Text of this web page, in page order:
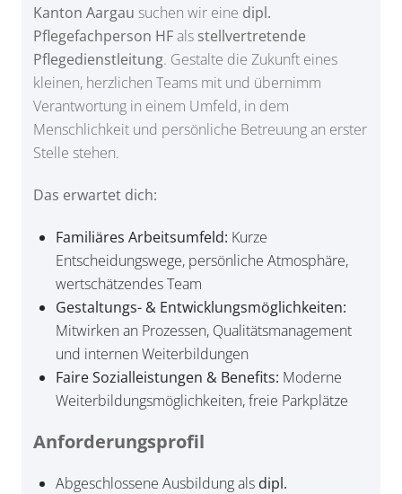
Kanton Aargau suchen wir eine dipl.
Pflegefachperson HFals stellvertretende
Pflegedienstleitung. Gestalte die Zukunft eines
kleinen, herzlichen Teams mit und übernimm
Verantwortung in einem Umfeld, in dem
Menschlichkeit und persönliche Betreuung an erster
Stelle stehen.
Das erwartet dich:
Familiäres Arbeitsumfeld: Kurze
Entscheidungswege, persönliche Atmosphäre,
wertschätzendes Team
Gestaltungs- & Entwicklungsmöglichkeiten:
Mitwirken an Prozessen, Qualitätsmanagement
und internen Weiterbildungen
Faire Sozialleistungen & Benefits: Moderne
Weiterbildungsmöglichkeiten, freie Parkplätze
Anforderungsprofil
Abgeschlossene Ausbildung als dipl.